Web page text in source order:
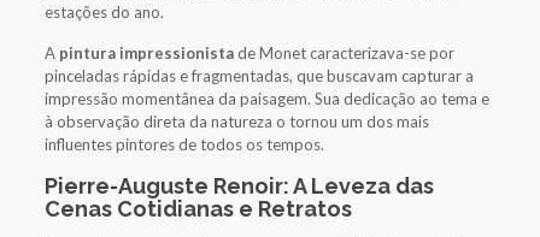
estações do ano.
A pintura impressionistade Monet caracterizava-se por
pinceladas rápidas e fragmentadas, que buscavam capturar a
impressão momentânea da paisagem. Sua dedicação ao tema e
à observação direta da natureza o tornou um dos mais
influentes pintores de todos os tempos.
Pierre-Auguste Renoir: A Leveza das
Cenas Cotidianas e Retratos